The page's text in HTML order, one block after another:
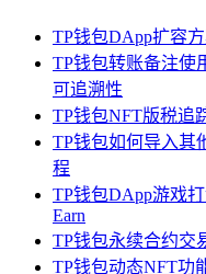
TP钱包DApp扩容
TP钱包转账备注使
可追溯性
TP钱包NFT版税追
TP钱包如何导入其
程
TP钱包DApp游戏
Earn
TP钱包永续合约交
TP钱包动态NFT功